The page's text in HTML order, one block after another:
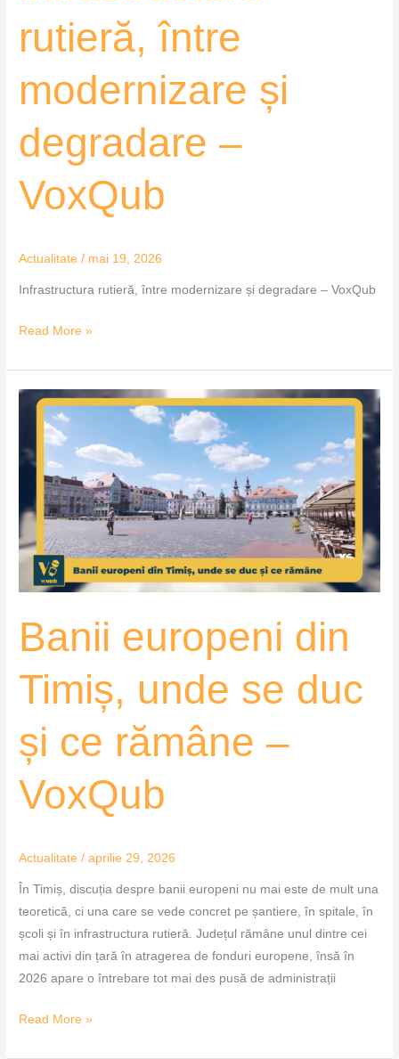
rutieră, între
modernizare și
degradare –
VoxQub
Actualitate / mai 19, 2026
Infrastructura rutieră, între modernizare și degradare – VoxQub
Read More »
Banii europeni din
Timiș, unde se duc
și ce rămâne –
VoxQub
Actualitate /aprilie 29, 2026
În Timiș, discuția despre banii europeni nu mai este de mult una
teoretică, ci una care se vede concret pe șantiere, în spitale, în
școli și în infrastructura rutieră. Județul rămâne unul dintre cei
mai activi din țară în atragerea de fonduri europene, însă în
2026 apare o întrebare tot mai des pusă de administrații
Banii
europeni
Timiș,
unde
se
și
–
VoxQub
Read More »